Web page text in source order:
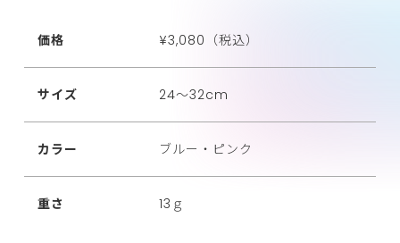
価格 ¥3,080（税込）
サイズ 24～32cm
カラー ブルー・ピンク
重さ 13ｇ